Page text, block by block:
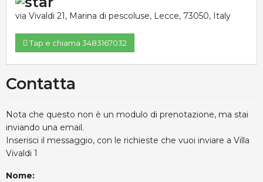
via Vivaldi 21, Marina di pescoluse, Lecce, 73050, Italy
Tap e chiama 3483167032
Contatta
Nota che questo non è un modulo di prenotazione, ma stai
inviando una email.
Inserisci il messaggio, con le richieste che vuoi inviare a Villa
Vivaldi 1
Nome: